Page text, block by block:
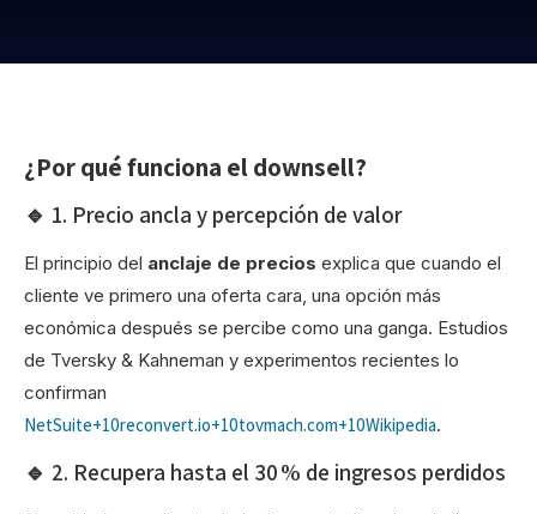
¿Por qué funciona el downsell?
🔹 1. Precio ancla y percepción de valor
El principio del anclaje de precios explica que cuando el
cliente ve primero una oferta cara, una opción más
económica después se percibe como una ganga. Estudios
de Tversky & Kahneman y experimentos recientes lo
confirman
NetSuite+10reconvert.io+10tovmach.com+10Wikipedia.
🔹 2. Recupera hasta el 30 % de ingresos perdidos